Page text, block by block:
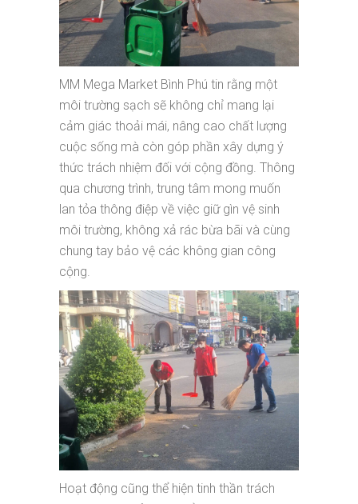
MM Mega Market Bình Phú tin rằng một
môi trường sạch sẽ không chỉ mang lại
cảm giác thoải mái, nâng cao chất lượng
cuộc sống mà còn góp phần xây dựng ý
thức trách nhiệm đối với cộng đồng. Thông
qua chương trình, trung tâm mong muốn
lan tỏa thông điệp về việc giữ gìn vệ sinh
môi trường, không xả rác bừa bãi và cùng
chung tay bảo vệ các không gian công
cộng.
Hoạt động cũng thể hiện tinh thần trách